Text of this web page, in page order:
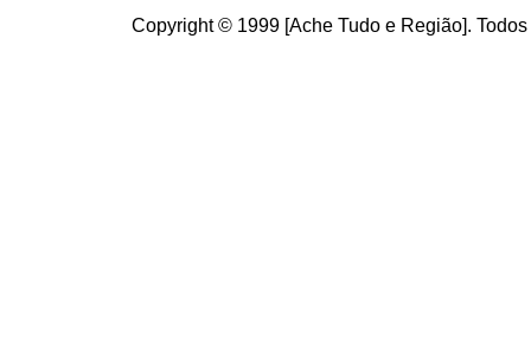
Copyright © 1999 [Ache Tudo e Região].